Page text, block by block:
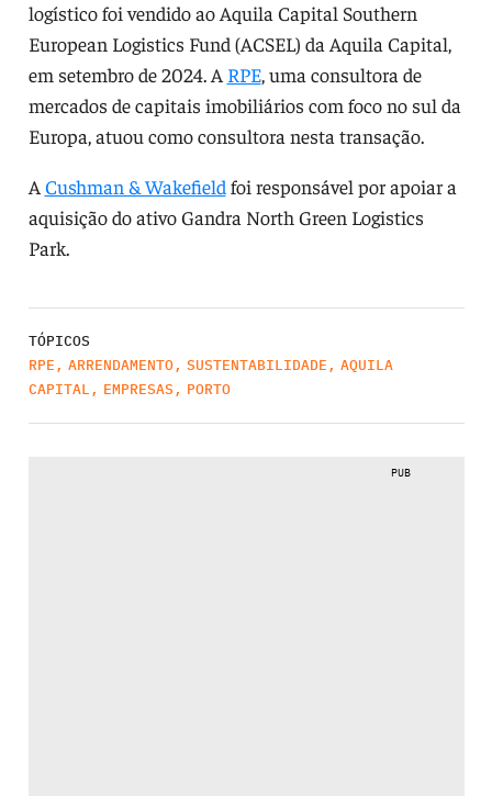
logístico foi vendido ao Aquila Capital Southern
European Logistics Fund (ACSEL) da Aquila Capital,
em setembro de 2024. A RPE, uma consultora de
mercados de capitais imobiliários com foco no sul da
Europa, atuou como consultora nesta transação.
A Cushman & Wakefieldfoi responsável por apoiar a
aquisição do ativo Gandra North Green Logistics
Park.
TÓPICOS
RPE , ARRENDAMENTO, SUSTENTABILIDADE , AQUILA
CAPITAL , EMPRESAS , PORTO
PUB